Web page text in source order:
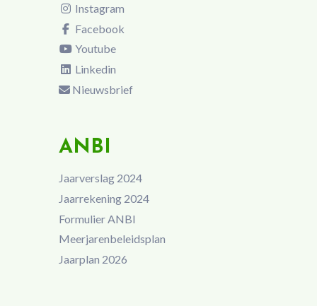
Instagram
Facebook
Youtube
Linkedin
Nieuwsbrief
ANBI
Jaarverslag 2024
Jaarrekening 2024
Formulier ANBI
Meerjarenbeleidsplan
Jaarplan 2026